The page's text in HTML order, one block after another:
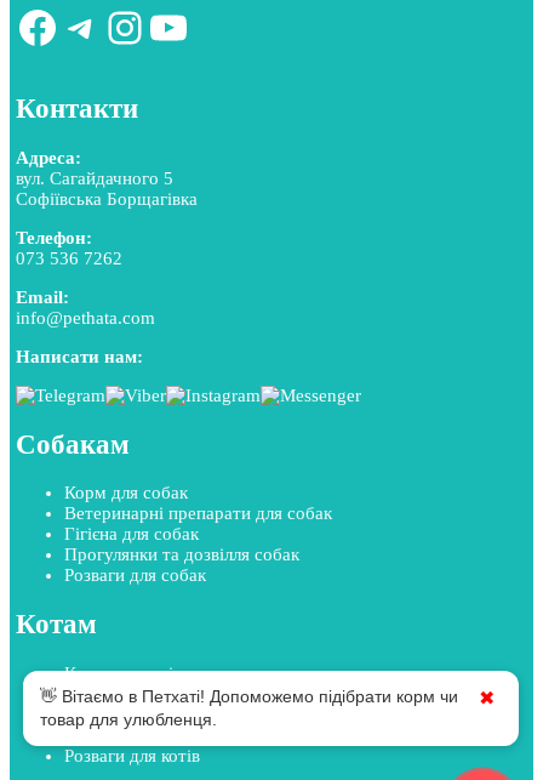
Facebook
Telegram
Instagram
YouTube
Контакти
Адреса:
вул. Сагайдачного 5
Софіївська Борщагівка
Телефон:
073 536 7262
Email:
info@pethata.com
Написати нам:
Собакам
Корм для собак
Ветеринарні препарати для собак
Гігієна для собак
Прогулянки та дозвілля собак
Розваги для собак
Котам
Корм для котів
Ветеринарні препарати для котів
Гігієна для котів
Прогулянки та дозвілля котів
Розваги для котів
👋 Вітаємо в Петхаті! Допоможемо підібрати корм чи
товар для улюбленця.
✖